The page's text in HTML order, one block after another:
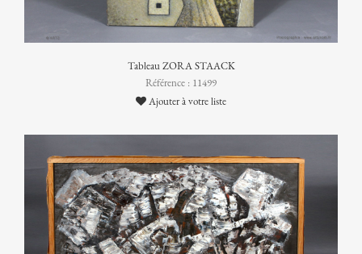
Tableau ZORA STAACK
Référence : 11499
Ajouter à votre liste